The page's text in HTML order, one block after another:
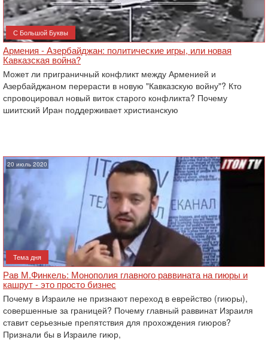
С Большой Буквы
Армения - Азербайджан: политические игры, или новая
Кавказская война?
Может ли приграничный конфликт между Арменией и
Азербайджаном перерасти в новую "Кавказскую войну"? Кто
спровоцировал новый виток старого конфликта? Почему
шиитский Иран поддерживает христианскую
20 июль 2020
Тема дня
Рав М.Финкель: Монополия главного раввината на гиюры и
кашрут - это просто бизнес
Почему в Израиле не признают переход в еврейство (гиюры),
совершенные за границей? Почему главный раввинат Израиля
ставит серьезные препятствия для прохождения гиюров?
Признали бы в Израиле гиюр,